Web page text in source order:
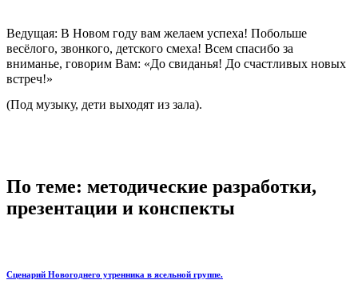
Ведущая: В Новом году вам желаем успеха! Побольше
весёлого, звонкого, детского смеха! Всем спасибо за
вниманье, говорим Вам: «До свиданья! До счастливых новых
встреч!»
(Под музыку, дети выходят из зала).
По теме: методические разработки,
презентации и конспекты
Сценарий Новогоднего утренника в ясельной группе.